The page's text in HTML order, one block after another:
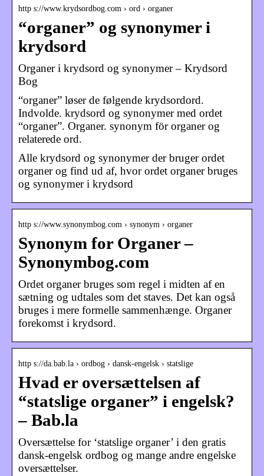
http s://www.krydsordbog.com › ord › organer
“organer” og synonymer i
krydsord
Organer i krydsord og synonymer – Krydsord
Bog
“organer” løser de følgende krydsordord.
Indvolde. krydsord og synonymer med ordet
“organer”. Organer. synonym för organer og
relaterede ord.
Alle krydsord og synonymer der bruger ordet
organer og find ud af, hvor ordet organer bruges
og synonymer i krydsord
http s://www.synonymbog.com › synonym › organer
Synonym for Organer –
Synonymbog.com
Ordet organer bruges som regel i midten af ​​en
sætning og udtales som det staves. Det kan også
bruges i mere formelle sammenhænge. Organer
forekomst i krydsord.
http s://da.bab.la › ordbog › dansk-engelsk › statslige
Hvad er oversættelsen af
“statslige organer” i engelsk?
– Bab.la
Oversættelse for ‘statslige organer’ i den gratis
dansk-engelsk ordbog og mange andre engelske
oversættelser.